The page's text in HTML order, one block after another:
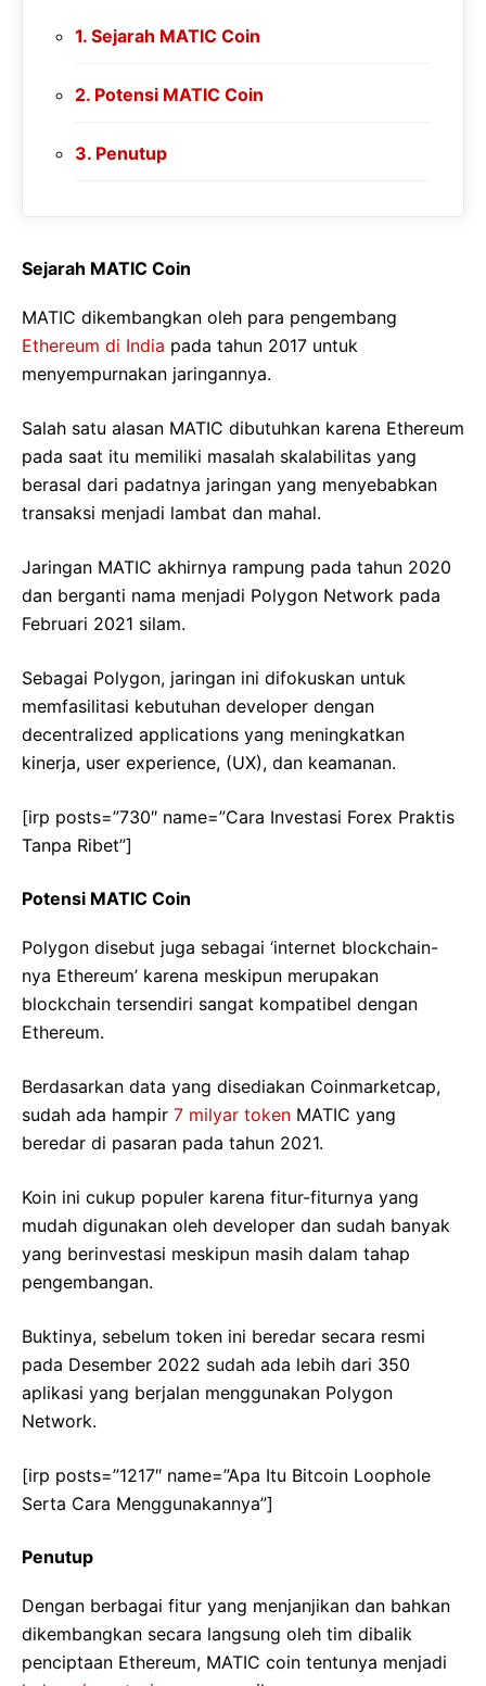
Sejarah MATIC Coin
Potensi MATIC Coin
Penutup
Sejarah MATIC Coin
MATIC dikembangkan oleh para pengembang
Ethereum di India pada tahun 2017 untuk
menyempurnakan jaringannya.
Salah satu alasan MATIC dibutuhkan karena Ethereum
pada saat itu memiliki masalah skalabilitas yang
berasal dari padatnya jaringan yang menyebabkan
transaksi menjadi lambat dan mahal.
Jaringan MATIC akhirnya rampung pada tahun 2020
dan berganti nama menjadi Polygon Network pada
Februari 2021 silam.
Sebagai Polygon, jaringan ini difokuskan untuk
memfasilitasi kebutuhan developer dengan
decentralized applications yang meningkatkan
kinerja, user experience, (UX), dan keamanan.
[irp posts=”730″ name=”Cara Investasi Forex Praktis
Tanpa Ribet”]
Potensi MATIC Coin
Polygon disebut juga sebagai ‘internet blockchain-
nya Ethereum’ karena meskipun merupakan
blockchain tersendiri sangat kompatibel dengan
Ethereum.
Berdasarkan data yang disediakan Coinmarketcap,
sudah ada hampir 7 milyar token MATIC yang
beredar di pasaran pada tahun 2021.
Koin ini cukup populer karena fitur-fiturnya yang
mudah digunakan oleh developer dan sudah banyak
yang berinvestasi meskipun masih dalam tahap
pengembangan.
Buktinya, sebelum token ini beredar secara resmi
pada Desember 2022 sudah ada lebih dari 350
aplikasi yang berjalan menggunakan Polygon
Network.
[irp posts=”1217″ name=”Apa Itu Bitcoin Loophole
Serta Cara Menggunakannya”]
Penutup
Dengan berbagai fitur yang menjanjikan dan bahkan
dikembangkan secara langsung oleh tim dibalik
penciptaan Ethereum, MATIC coin tentunya menjadi